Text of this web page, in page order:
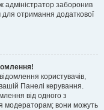
адміністратор заборонив
для отримання додаткової
користувачів,
Панелі керування.
від одного з
модераторам; вони можуть